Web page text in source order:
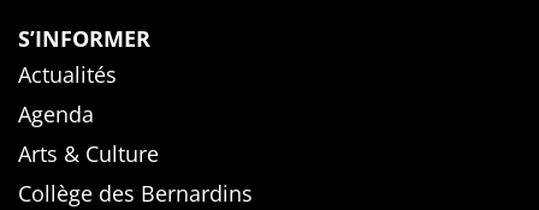
S’INFORMER
Actualités
Agenda
Arts & Culture
Collège des Bernardins